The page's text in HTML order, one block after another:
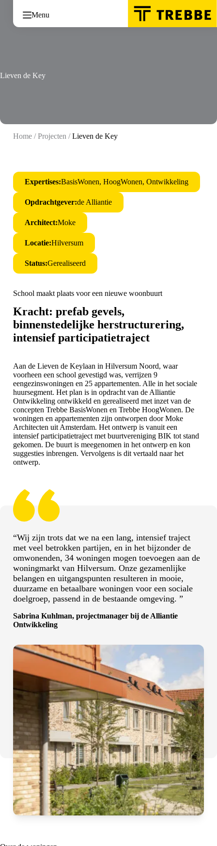
inhoud
Menu
Lieven de Key
Home/Projecten /Lieven de Key
Expertises:BasisWonen, HoogWonen, Ontwikkeling
Opdrachtgever:de Alliantie
Architect:Moke
Locatie:Hilversum
Status:Gerealiseerd
School maakt plaats voor een nieuwe woonbuurt
Kracht: prefab gevels,
binnenstedelijke herstructurering,
intensief participatietraject
Aan de Lieven de Keylaan in Hilversum Noord, waar
voorheen een school gevestigd was, verrijzen 9
eengezinswoningen en 25 appartementen. Alle in het sociale
huursegment. Het plan is in opdracht van de Alliantie
Ontwikkeling ontwikkeld en gerealiseerd met inzet van de
concepten Trebbe BasisWonen en Trebbe HoogWonen. De
woningen en appartementen zijn ontworpen door Moke
Architecten uit Amsterdam. Het ontwerp is vanuit een
intensief participatietraject met buurtvereniging BIK tot stand
gekomen. De buurt is meegenomen in het ontwerp en kon
suggesties inbrengen. Vervolgens is dit vertaald naar het
ontwerp.
“Wij zijn trots dat we na een lang, intensief traject
met veel betrokken partijen, en in het bijzonder de
omwonenden, 34 woningen mogen toevoegen aan de
woningmarkt van Hilversum. Onze gezamenlijke
belangen en uitgangspunten resulteren in mooie,
duurzame en betaalbare woningen voor een sociale
doelgroep, passend in de bestaande omgeving. ”
Sabrina Kuhlman, projectmanager bij de Alliantie
Ontwikkeling